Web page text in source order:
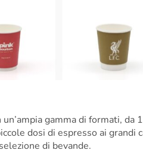
gamma di formati, da
dosi di espresso ai grandi
di bevande.